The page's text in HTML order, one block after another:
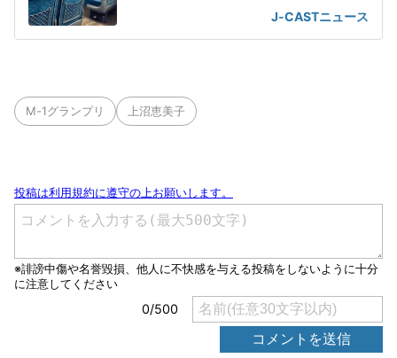
J-CASTニュース
M-1グランプリ 上沼恵美子